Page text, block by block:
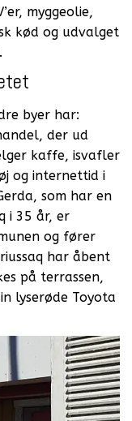
myggeolie,
kød og udvalget
byer har:
der ud
kaffe, isvafler
og internettid i
som har en
i 35 år, er
og fører
har åbent
på terrassen,
lyserøde Toyota